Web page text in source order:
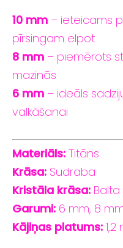
10 mm – ieteicams
pīrsingam elpot
8 mm – piemērots
mazinās
6 mm – ideāls
valkāšanai
Materiāls: Titāns
Krāsa: Sudraba
Kristāla krāsa: Balta
Garumi: 6 mm, 8
Kājiņas platums: 1,2